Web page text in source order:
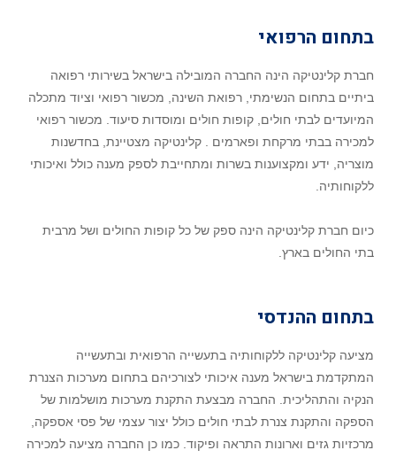
בתחום הרפואי
חברת קלינטיקה הינה החברה המובילה בישראל בשירותי רפואה
ביתיים בתחום הנשימתי, רפואת השינה, מכשור רפואי וציוד מתכלה
המיועדים לבתי חולים, קופות חולים ומוסדות סיעוד. מכשור רפואי
למכירה בבתי מרקחת ופארמים . קלינטיקה מצטיינת, בחדשנות
מוצריה, ידע ומקצוענות בשרות ומתחייבת לספק מענה כולל ואיכותי
ללקוחותיה.
כיום חברת קלינטיקה הינה ספק של כל קופות החולים ושל מרבית
בתי החולים בארץ.
בתחום ההנדסי
מציעה קלינטיקה ללקוחותיה בתעשייה הרפואית ובתעשייה
המתקדמת בישראל מענה איכותי לצורכיהם בתחום מערכות הצנרת
הנקיה והתהליכית. החברה מבצעת התקנת מערכות מושלמות של
הספקה והתקנת צנרת לבתי חולים כולל יצור עצמי של פסי אספקה,
מרכזיות גזים וארונות התראה ופיקוד. כמו כן החברה מציעה למכירה